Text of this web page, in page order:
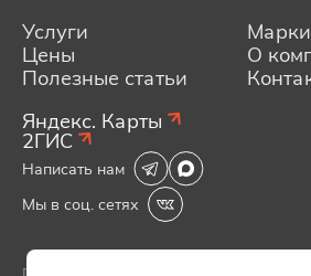
Услуги
Цены
О
Полезные статьи
Яндекс. Карты
2ГИС
Написать нам
Мы в соц. сетях